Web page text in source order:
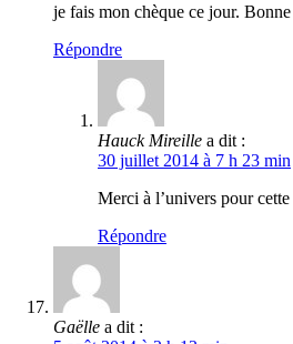
je fais mon chèque ce jour.
Répondre
Hauck Mireille a dit :
30 juillet 2014 à 7 h 23 min
Merci à l’univers pour
Répondre
Gaëlle a dit :